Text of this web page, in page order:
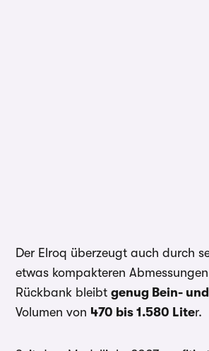
Der Elroq überzeugt auch durch
etwas kompakteren
Rückbank bleibt genug Bein-
Volumen von 470 bis 1.580 Liter.